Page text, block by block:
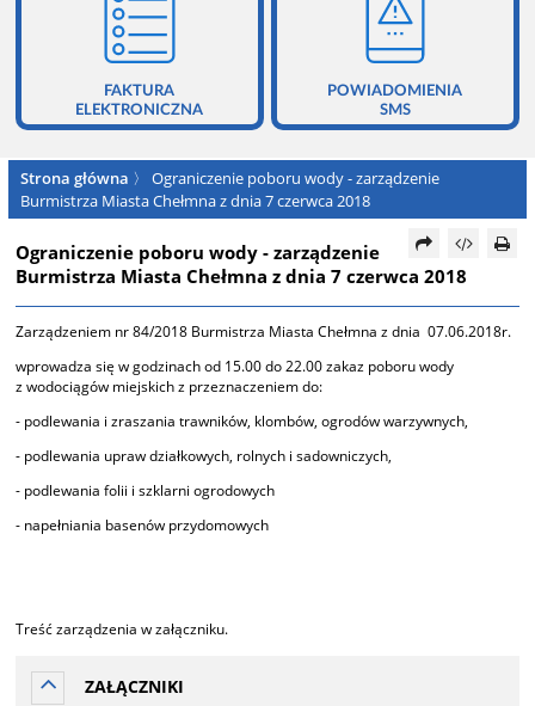
FAKTURA
ELEKTRONICZNA
POWIADOMIENIA
SMS
Strona główna 〉 Ograniczenie poboru wody - zarządzenie
Burmistrza Miasta Chełmna z dnia 7 czerwca 2018
Ograniczenie poboru wody - zarządzenie
Burmistrza Miasta Chełmna z dnia 7 czerwca 2018
Zarządzeniem nr 84/2018 Burmistrza Miasta Chełmna z dnia 07.06.2018r.
wprowadza się w godzinach od 15.00 do 22.00 zakaz poboru wody
z wodociągów miejskich z przeznaczeniem do:
- podlewania i zraszania trawników, klombów, ogrodów warzywnych,
- podlewania upraw działkowych, rolnych i sadowniczych,
- podlewania folii i szklarni ogrodowych
- napełniania basenów przydomowych
Treść zarządzenia w załączniku.
ZAŁĄCZNIKI